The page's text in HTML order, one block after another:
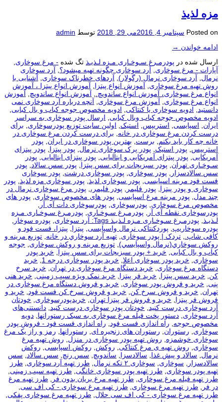
مزه لذیذ
Posted on سپتامبر 4, 2016 می 29, 2018 توسط admin
ادامه خواندن →
ارسال شده در پودرمـرغ سـوخـاری مـزه لـذیـذ تگ شده - مرغ سوخاری
آپارات - مرغ سوخاری
آرد سوخاری چگونه تهیه میشود؟
آرد سوخاری
نرمال
آرد سوخاری نرمال (رگولار) آردهای خطرناک سوخاری
آشنایی با
روش تهیه مرغ سوخاری
آموزش انواع پیتزا
آموزش انواع پیتزا ، آموزش
انواع مرغ سوخاری، آموزش انواع ساندویچ.
آموزش انواع ساندویچ
آموزش
انواع مرغ سوخاری
آموزش مرغ سوخاری
آنچه درباره آرد سوخاری نمی
دانستید
ادویه سوخاری یا کنتاکی ادویه مخصوص جوجه کباب و بال کبابی
ادویه مخصوص جوجه کباب وبال کبابی
ارسال پودر سوخاری به سراسر
ایران
اسپایسی استریپس استیک اولین سایت توزیع پودرسوخاری
برای
درست كردن مرغ سوخاری در خانه
برای درست كردن مرغ سوخاری در
خانه چه كار باید بكنم
برست بهترین پودر سوخاری در ایران
پودر
استریپس
پودر استیک پودر پرک سوخاری نرمال پودر پیتزا
پودر پیتزای
آمریکایی
پودر پیتزای آمریکایی و ایتالیایی پودر پیتزای ایتالیایی
پودر
سـوخـاری تهران
پودر سبزیجات برای سس پیتزا پودر سس سالاد
پودر
سس سالادسزار
پودر سوخاری پودر سوخاری درشت
پودر سوخاری
فست فود مرینه اسپایسی
پودر سوخاری لذیذ پودر سوخاری مزه لذیذ
پودر
سوخاری و پودر پیتزا
پودر فلیمر پودر فلیمر،
پودر مرغ سوخاری نرمال در
چند مدل
پودر مرینه مرغ اسپایسی پودر های مخصوص سوخاری
پودر های
مخصوص مرغ سوخاری
پودرسوخاری پودرسوخاری دات آی آر
پودرسوخاری نقطه آی آر
پودرمـرغ سـوخـاری
پودرمـرغ سـوخـاری مـزه
لـذیـذ
پودرمـرغ سـوخـاری مـزه لـذیـذ Tags: آرد سوخاری پودره سوخار
پودره سوخاریپ
پوردکنتاکی نرمال واسپایسی پیتزا
پیتزا، فست فود و
کافی شاپ.
تردک | پودر سوخاری تهيه آرد سوخاري در خانه توزيع مرينه و
روکش سوخاري(نرمال واسپايسي) توزیع مرینه و روکش سوخاری
جوجه
کباب و بال کبابی
خرید + پودر سبزیجات برای سس پیتزا
خرید پودر
سوخاری
خرید پودر سوخاری اعلا خرید پودر سوخاری درجه 1
خرید
دستگاه مرغ سوخاری
خرید دستگاه مرغ سوخاری در تهران
خرید سرخ
کن
خرید سس پیتزا خرید فر پیتزا خرید نمک ویژه سیب زمینی
خرید هنی
پنی
خرید و فروش پودر سوخاری
خرید و فروش دستگاه مرغ سوخاری در
تهران
خرید و فروش سرخ کن خرید و فروش سرخ کن فست فود
خرید و
فروش فر پیتزا
خرید و فروش فر پیتزا تهران خریدپودرسوخاری
خودتان
آرد سوخاری درست کنید
خودتان پودر سوخاری درست کنید
دانستنی‌های
آرد سوخاری دستور پخت فیله مرغ سوخاری به سبک رستورانها دویه
مخصوص جوجه
راه اندازی فست فود
راه اندازی فست فود - فروش پودر
سوخاری
رستوران رستوران های زنجیره ای رستورانها
رمز و راز یک مرغ
سوخاری خوشمزه
روش تهیه پودر سوخاری در منزل
روش تهیه مرغ
سوخاری
روش تهیه ی مرغ کنتاکی روکش روکش اسپایسی
روکش
نرمال
سالاد و پیش غذا سالادسزا ساندویچ سس رنچ سس سالاد
سس
سالادسزار
سوخاری سوخاری ۲ تکه نرمال طرز تهیه آرد سوخاری طرز
تهیه پودر سوخاری طرز تهیه پودر سوخاری خانگی طرز تهیه سیب زمینی
طرز تهیه فیله مرغ سوخاری طرز تهیه مرغ بریان بدون فر
طرز تهیه مرغ
در فر
طرز تهیه مرغ سوخاری طرز تهیه مرغ سوخاری - کی اف سی
طرز تهیه مرغ سوخاری - کی اف سی حلال طرز تهیه مرغ سوخاری پفکی